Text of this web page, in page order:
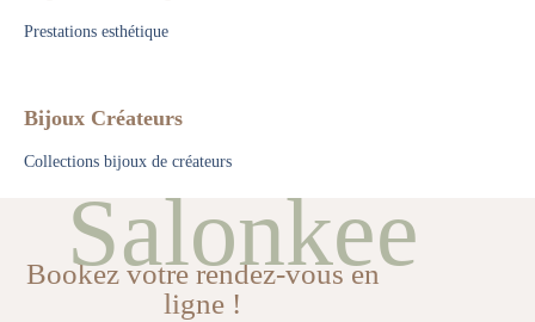
Prestations esthétique
Bijoux Créateurs
Collections bijoux de créateurs
Bookez votre rendez-vous en
ligne !
Salonkee